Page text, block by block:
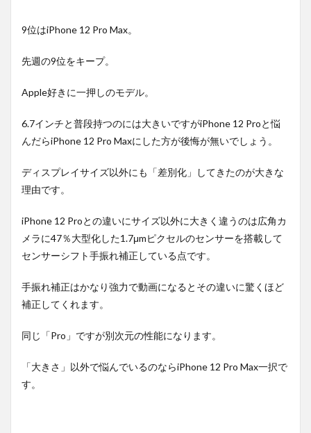
9位はiPhone 12 Pro Max。
先週の9位をキープ。
Apple好きに一押しのモデル。
6.7インチと普段持つのには大きいですがiPhone 12 Proと悩
んだらiPhone 12 Pro Maxにした方が後悔が無いでしょう。
ディスプレイサイズ以外にも「差別化」してきたのが大きな
理由です。
iPhone 12 Proとの違いにサイズ以外に大きく違うのは広角カ
メラに47％大型化した1.7μmピクセルのセンサーを搭載して
センサーシフト手振れ補正している点です。
手振れ補正はかなり強力で動画になるとその違いに驚くほど
補正してくれます。
同じ「Pro」ですが別次元の性能になります。
「大きさ」以外で悩んでいるのならiPhone 12 Pro Max一択で
す。